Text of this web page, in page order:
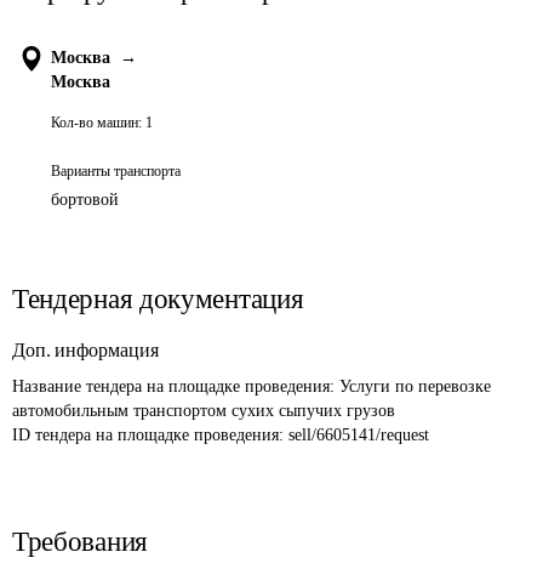
Москва
→
Москва
Кол-во машин: 1
Варианты транспорта
бортовой
Тендерная документация
Доп. информация
Название тендера на площадке проведения: Услуги по перевозке
автомобильным транспортом сухих сыпучих грузов
ID тендера на площадке проведения: sell/6605141/request
Требования